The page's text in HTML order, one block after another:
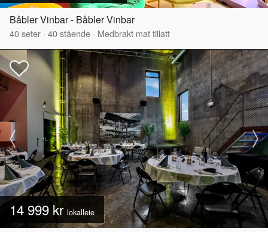
Båbler Vinbar - Båbler Vinbar
40seter · 40stående · Medbrakt mat tillatt
14 999 kr lokalleie